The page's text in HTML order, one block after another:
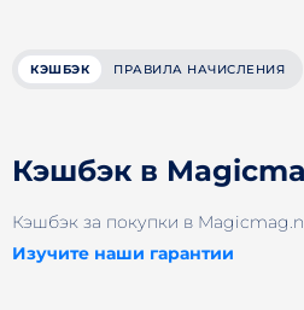
КЭШБЭК ПРАВИЛА НАЧИСЛЕНИЯ
Кэшбэк в
Кэшбэк за покупки в
Изучите наши гарантии